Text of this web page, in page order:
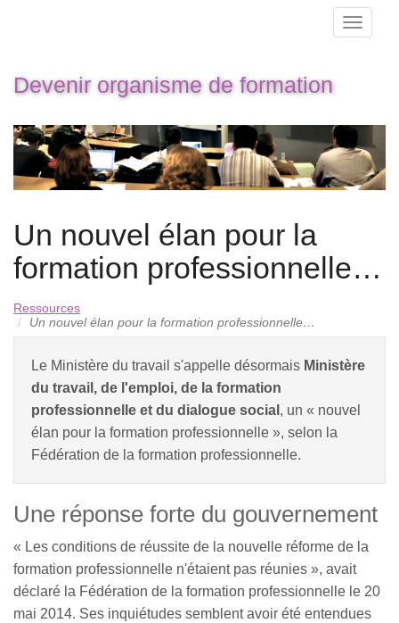
Devenir organisme de formation
Un nouvel élan pour la
formation professionnelle…
Ressources
Un nouvel élan pour la formation professionnelle…
Le Ministère du travail s'appelle désormais Ministère
du travail, de l'emploi, de la formation
professionnelle et du dialogue social , un « nouvel
élan pour la formation professionnelle », selon la
Fédération de la formation professionnelle.
Une réponse forte du gouvernement
« Les conditions de réussite de la nouvelle réforme de la
formation professionnelle n'étaient pas réunies », avait
déclaré la Fédération de la formation professionnelle le 20
mai 2014. Ses inquiétudes semblent avoir été entendues